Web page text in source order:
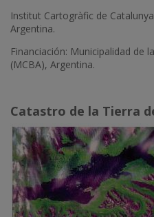
Institut Cartogràfic de
Argentina.
Financiación: Municipalidad de
(MCBA), Argentina.
Catastro de la Tierra